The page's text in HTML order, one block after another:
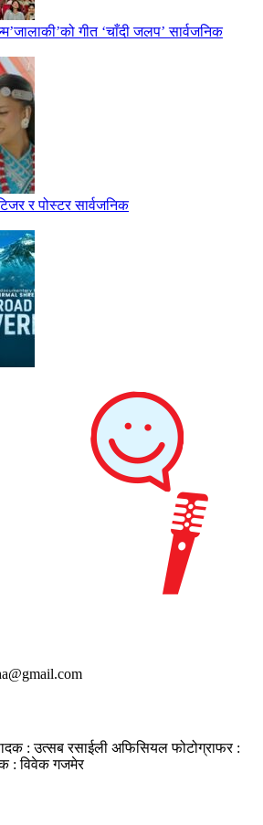
गीत ‘चाँदी जलप’ सार्वजनिक
र पोस्टर सार्वजनिक
: उत्सब रसाईली अफिसियल फोटोग्राफर :
: विवेक गजमेर